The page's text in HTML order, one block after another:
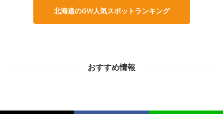
北海道のGW人気スポットランキング
おすすめ情報